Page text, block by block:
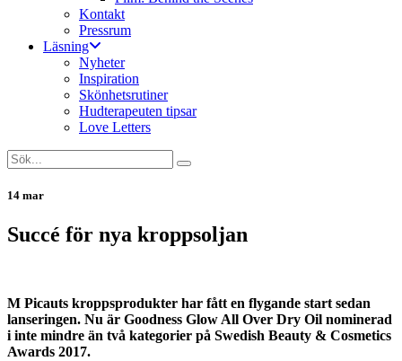
Kontakt
Pressrum
Läsning
Nyheter
Inspiration
Skönhetsrutiner
Hudterapeuten tipsar
Love Letters
14 mar
Succé för nya kroppsoljan
M Picauts kroppsprodukter har fått en flygande start sedan
lanseringen. Nu är Goodness Glow All Over Dry Oil nominerad
i inte mindre än två kategorier på Swedish Beauty & Cosmetics
Awards 2017.